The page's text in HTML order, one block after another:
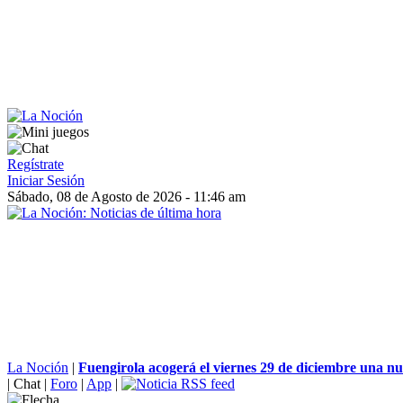
Regístrate
Iniciar Sesión
Sábado, 08 de Agosto de 2026 - 11:46 am
La Noción | Fuengirola acogerá el viernes 29 de diciembre una
| Chat | Foro | App |